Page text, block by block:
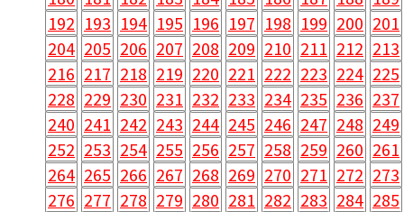
192 193 194 195 196 197 198 199 200 201
204 205 206 207 208 209 210 211 212 213
216 217 218 219 220 221 222 223 224 225
228 229 230 231 232 233 234 235 236 237
240 241 242 243 244 245 246 247 248 249
252 253 254 255 256 257 258 259 260 261
264 265 266 267 268 269 270 271 272 273
276 277 278 279 280 281 282 283 284 285